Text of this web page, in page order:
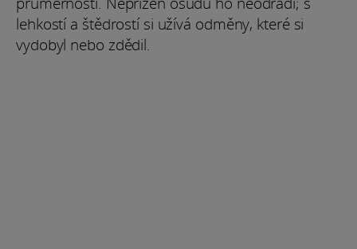
lehkostí a štědrostí si užívá odměny, které si
vydobyl nebo zdědil.